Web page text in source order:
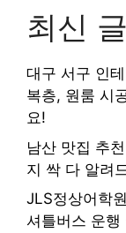
최신 글
대구 서구 인
복층, 원룸 시
요!
남산 맛집 추
지 싹 다 알려
JLS정상어학
셔틀버스 운행